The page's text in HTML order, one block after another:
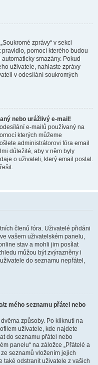
zprávy“ v sekci
pravidlo, pomocí kterého budou
smazány. Pokud
uživatele, nahlaste zprávy
v odesílání soukromých
nebo urážlivý e-mail!
e-mailů používaný na
kterých můžeme
administrátorovi fóra email
důležité, aby v něm byly
o uživateli, který email poslal.
členů fóra. Uživatelé přidáni
vašem uživatelském panelu,
stav a mohli jim posílat
můžou být zvýrazněny i
do seznamu nepřátel,
z mého seznamu přátel nebo
způsoby. Po kliknutí na
uživatele, kde najdete
do seznamu přátel nebo
panelu“ na záložce „Přátelé a
seznamů vložením jejich
také odstranit uživatele z vašich